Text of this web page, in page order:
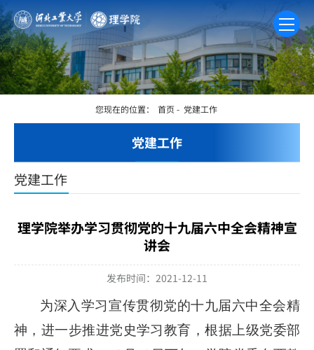
党建工作
您现在的位置： 首页 - 党建工作
党建工作
理学院举办学习贯彻党的十九届六中全会精神宣
讲会
发布时间：2021-12-11
为深入学习宣传贯彻党的十九届六中全会精
神，进一步推进党史学习教育，根据上级党委部